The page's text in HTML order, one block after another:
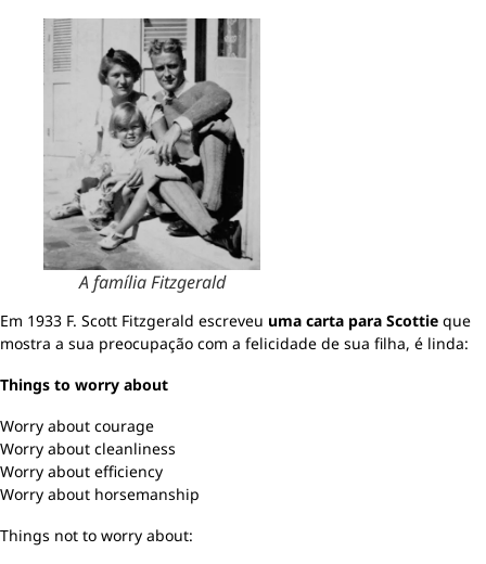
A família Fitzgerald
Em 1933 F. Scott Fitzgerald escreveu uma carta para Scottie que
mostra a sua preocupação com a felicidade de sua filha, é linda:
Things to worry about
Worry about courage
Worry about cleanliness
Worry about efficiency
Worry about horsemanship
Things not to worry about: